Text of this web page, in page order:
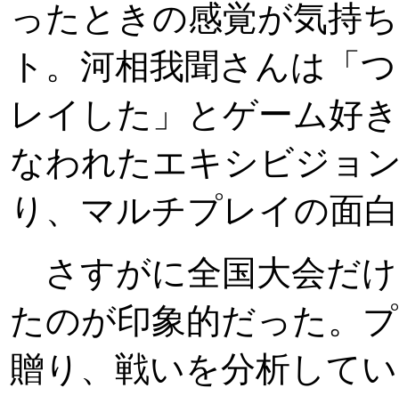
ったときの感覚が気持
ト。河相我聞さんは「
レイした」とゲーム好
なわれたエキシビジョ
り、マルチプレイの面
さすがに全国大会だ
たのが印象的だった。
贈り、戦いを分析して